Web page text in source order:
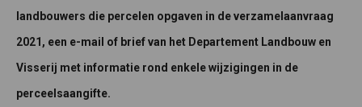
landbouwers die percelen opgaven in de verzamelaanvraag
2021, een e-mail of brief van het Departement Landbouw en
Visserij met informatie rond enkele wijzigingen in de
perceelsaangifte.